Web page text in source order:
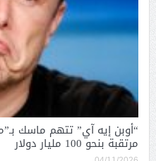
“أوبن إيه آي” تتهم ماسك
مرتقبة بنحو 100 مليار دولار